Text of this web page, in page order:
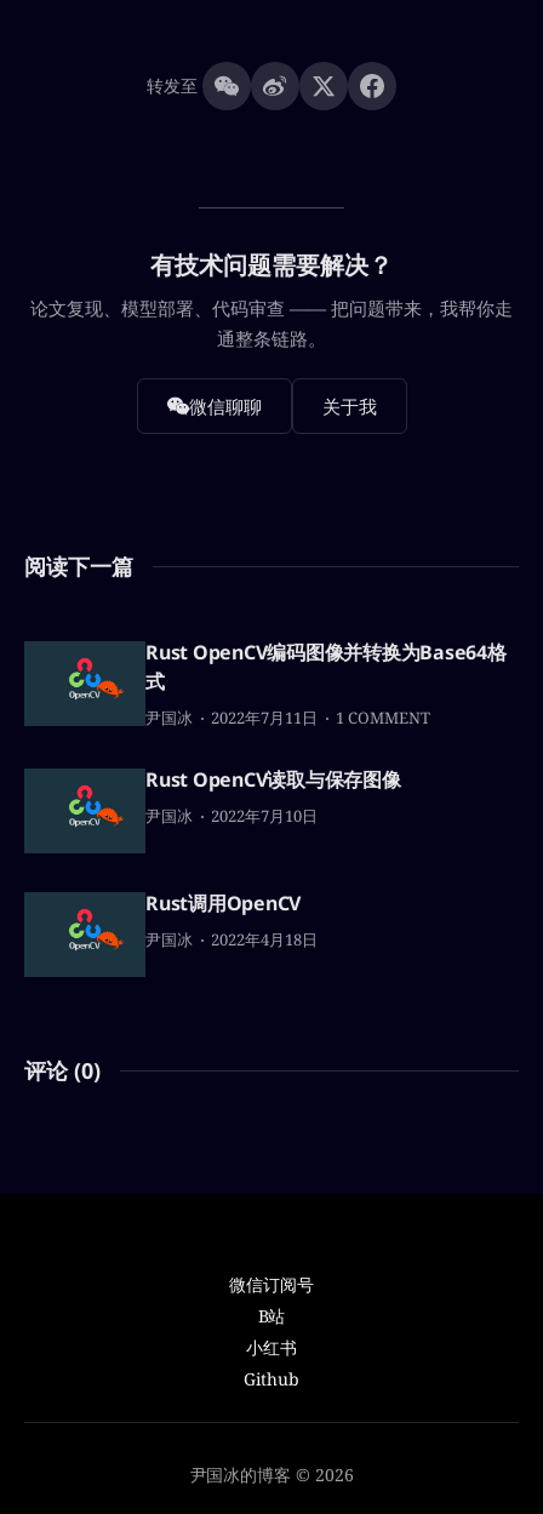
转发至
有技术问题需要解决？
论文复现、模型部署、代码审查 —— 把问题带来，我帮你走
通整条链路。
微信聊聊 关于我
阅读下一篇
Rust OpenCV编码图像并转换为Base64格
式
尹国冰 2022年7月11日 1 COMMENT
Rust OpenCV读取与保存图像
尹国冰 2022年7月10日
Rust调用OpenCV
尹国冰 2022年4月18日
评论 (0)
微信订阅号
B站
小红书
Github
尹国冰的博客 © 2026